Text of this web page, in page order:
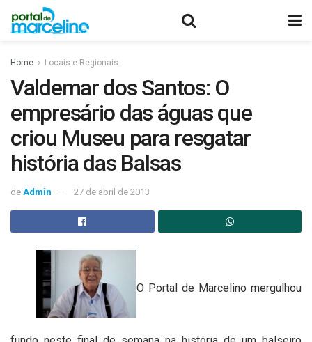
Home Locais e Regionais
Valdemar dos Santos: O
empresário das águas que
criou Museu para resgatar
história das Balsas
de Admin 27 de abril de 2013
O Portal de Marcelino mergulhou